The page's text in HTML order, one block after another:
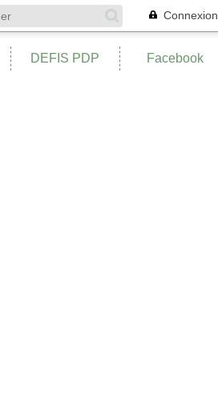
Connexion
DEFIS PDP Facebook